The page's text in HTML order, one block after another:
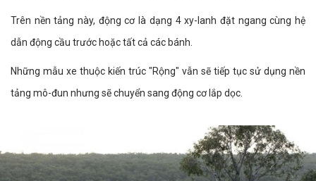
Trên nền tảng này, động cơ là dạng 4 xy-lanh đặt ngang cùng hệ
dẫn động cầu trước hoặc tất cả các bánh.
Những mẫu xe thuộc kiến trúc "Rộng" vẫn sẽ tiếp tục sử dụng nền
tảng mô-đun nhưng sẽ chuyển sang động cơ lắp dọc.